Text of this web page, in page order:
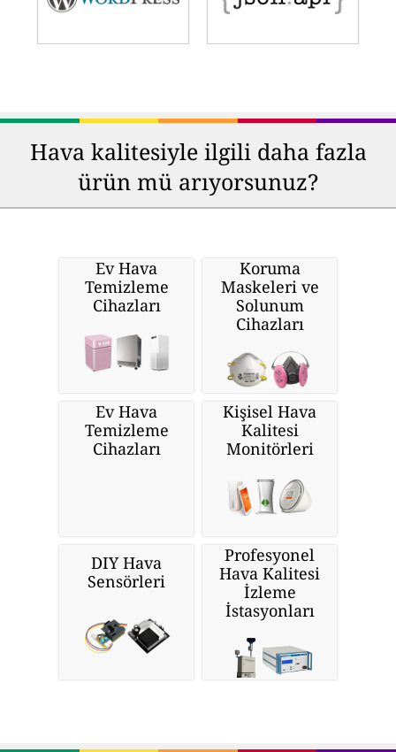
Hava kalitesiyle ilgili daha fazla
ürün mü arıyorsunuz?
Ev Hava
Temizleme
Cihazları
Koruma
Maskeleri ve
Solunum
Cihazları
Ev Hava
Temizleme
Cihazları
Kişisel Hava
Kalitesi
Monitörleri
DIY Hava
Sensörleri
Profesyonel
Hava Kalitesi
İzleme
İstasyonları